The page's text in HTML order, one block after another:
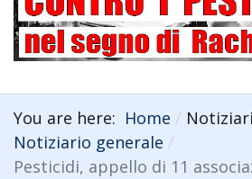
You are here: Home
Notiziario generale
Pesticidi, appello di 11